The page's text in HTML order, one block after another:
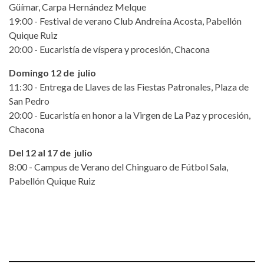
Güímar, Carpa Hernández Melque
19:00 - Festival de verano Club Andreína Acosta, Pabellón
Quique Ruiz
20:00 - Eucaristía de víspera y procesión, Chacona
Domingo 12 de julio
11:30 - Entrega de Llaves de las Fiestas Patronales, Plaza de
San Pedro
20:00 - Eucaristía en honor a la Virgen de La Paz y procesión,
Chacona
Del 12 al 17 de julio
8:00 - Campus de Verano del Chinguaro de Fútbol Sala,
Pabellón Quique Ruiz